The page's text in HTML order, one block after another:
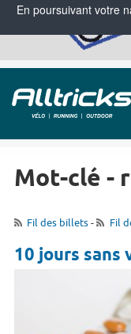
Mot-clé -
Fil des billets- Fil
10 jours sans
En poursuivant votre